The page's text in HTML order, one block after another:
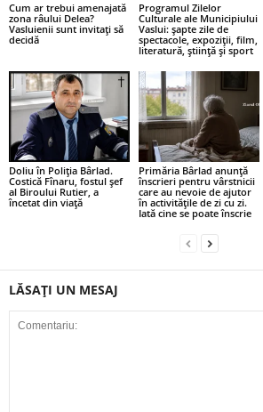
Cum ar trebui amenajată
zona râului Delea?
Vasluienii sunt invitați să
decidă
Programul Zilelor
Culturale ale Municipiului
Vaslui: șapte zile de
spectacole, expoziții, film,
literatură, știință și sport
Doliu în Poliția Bârlad.
Costică Fînaru, fostul șef
al Biroului Rutier, a
încetat din viață
Primăria Bârlad anunță
înscrieri pentru vârstnicii
care au nevoie de ajutor
în activitățile de zi cu zi.
Iată cine se poate înscrie
LĂSAȚI UN MESAJ